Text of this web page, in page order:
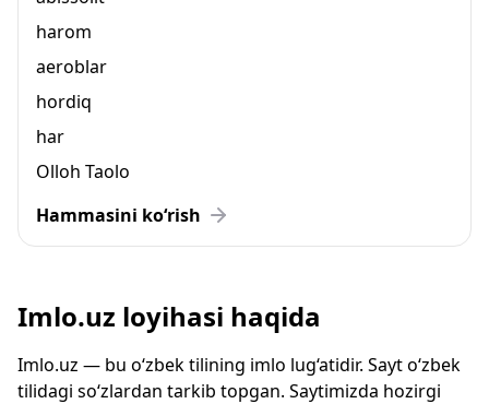
harom
aeroblar
hordiq
har
Olloh Taolo
Hammasini ko‘rish
Imlo.uz loyihasi haqida
Imlo.uz — bu o‘zbek tilining imlo lug‘atidir. Sayt o‘zbek
tilidagi so‘zlardan tarkib topgan. Saytimizda hozirgi